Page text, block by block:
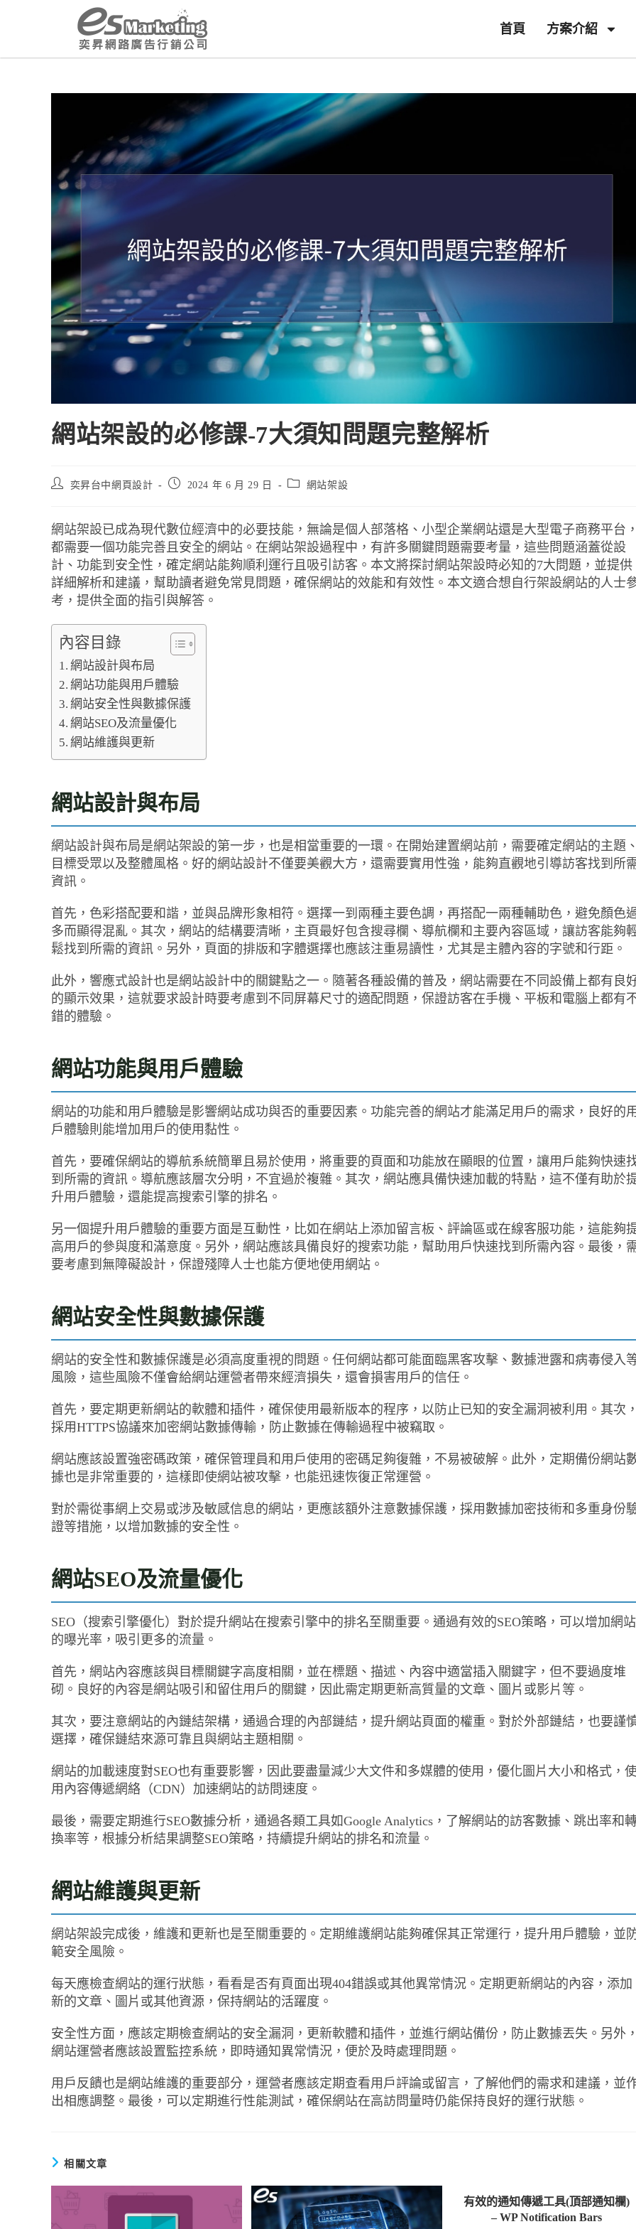
首頁 方案介紹
網站架設的必修課-7大須知問題完整解析
奕昇台中網頁設計 2024 年 6 月 29 日 網站架設
網站架設已成為現代數位經濟中的必要技能，無論是個人部落格、小型企業網站還是大型電子商務平台，
都需要一個功能完善且安全的網站。在網站架設過程中，有許多關鍵問題需要考量，這些問題涵蓋從設
計、功能到安全性，確定網站能夠順利運行且吸引訪客。本文將探討網站架設時必知的7大問題，並提供
詳細解析和建議，幫助讀者避免常見問題，確保網站的效能和有效性。本文適合想自行架設網站的人士
考，提供全面的指引與解答。
內容目錄
網站設計與布局
網站功能與用戶體驗
網站安全性與數據保護
網站SEO及流量優化
網站維護與更新
網站設計與布局
網站設計與布局是網站架設的第一步，也是相當重要的一環。在開始建置網站前，需要確定網站的主題、
目標受眾以及整體風格。好的網站設計不僅要美觀大方，還需要實用性強，能夠直觀地引導訪客找到所
資訊。
首先，色彩搭配要和諧，並與品牌形象相符。選擇一到兩種主要色調，再搭配一兩種輔助色，避免顏色
多而顯得混亂。其次，網站的結構要清晰，主頁最好包含搜尋欄、導航欄和主要內容區域，讓訪客能夠
鬆找到所需的資訊。另外，頁面的排版和字體選擇也應該注重易讀性，尤其是主體內容的字號和行距。
此外，響應式設計也是網站設計中的關鍵點之一。隨著各種設備的普及，網站需要在不同設備上都有良
的顯示效果，這就要求設計時要考慮到不同屏幕尺寸的適配問題，保證訪客在手機、平板和電腦上都有
錯的體驗。
網站功能與用戶體驗
網站的功能和用戶體驗是影響網站成功與否的重要因素。功能完善的網站才能滿足用戶的需求，良好的用
戶體驗則能增加用戶的使用黏性。
首先，要確保網站的導航系統簡單且易於使用，將重要的頁面和功能放在顯眼的位置，讓用戶能夠快速
到所需的資訊。導航應該層次分明，不宜過於複雜。其次，網站應具備快速加載的特點，這不僅有助於
升用戶體驗，還能提高搜索引擎的排名。
另一個提升用戶體驗的重要方面是互動性，比如在網站上添加留言板、評論區或在線客服功能，這能夠
高用戶的參與度和滿意度。另外，網站應該具備良好的搜索功能，幫助用戶快速找到所需內容。最後，
要考慮到無障礙設計，保證殘障人士也能方便地使用網站。
網站安全性與數據保護
網站的安全性和數據保護是必須高度重視的問題。任何網站都可能面臨黑客攻擊、數據泄露和病毒侵入
風險，這些風險不僅會給網站運營者帶來經濟損失，還會損害用戶的信任。
首先，要定期更新網站的軟體和插件，確保使用最新版本的程序，以防止已知的安全漏洞被利用。其次，
採用HTTPS協議來加密網站數據傳輸，防止數據在傳輸過程中被竊取。
網站應該設置強密碼政策，確保管理員和用戶使用的密碼足夠復雜，不易被破解。此外，定期備份網站
據也是非常重要的，這樣即使網站被攻擊，也能迅速恢復正常運營。
對於需從事網上交易或涉及敏感信息的網站，更應該額外注意數據保護，採用數據加密技術和多重身份
證等措施，以增加數據的安全性。
網站SEO及流量優化
SEO（搜索引擎優化）對於提升網站在搜索引擎中的排名至關重要。通過有效的SEO策略，可以增加網站
的曝光率，吸引更多的流量。
首先，網站內容應該與目標關鍵字高度相關，並在標題、描述、內容中適當插入關鍵字，但不要過度堆
砌。良好的內容是網站吸引和留住用戶的關鍵，因此需定期更新高質量的文章、圖片或影片等。
其次，要注意網站的內鏈結架構，通過合理的內部鏈結，提升網站頁面的權重。對於外部鏈結，也要謹
選擇，確保鏈結來源可靠且與網站主題相關。
網站的加載速度對SEO也有重要影響，因此要盡量減少大文件和多媒體的使用，優化圖片大小和格式，
用內容傳遞網絡（CDN）加速網站的訪問速度。
最後，需要定期進行SEO數據分析，通過各類工具如Google Analytics，了解網站的訪客數據、跳出率和
換率等，根據分析結果調整SEO策略，持續提升網站的排名和流量。
網站維護與更新
網站架設完成後，維護和更新也是至關重要的。定期維護網站能夠確保其正常運行，提升用戶體驗，並
範安全風險。
每天應檢查網站的運行狀態，看看是否有頁面出現404錯誤或其他異常情況。定期更新網站的內容，添加
新的文章、圖片或其他資源，保持網站的活躍度。
安全性方面，應該定期檢查網站的安全漏洞，更新軟體和插件，並進行網站備份，防止數據丟失。另外，
網站運營者應該設置監控系統，即時通知異常情況，便於及時處理問題。
用戶反饋也是網站維護的重要部分，運營者應該定期查看用戶評論或留言，了解他們的需求和建議，並
出相應調整。最後，可以定期進行性能測試，確保網站在高訪問量時仍能保持良好的運行狀態。
相關文章
有效的通知傳遞工具(頂部通知欄)
– WP Notification Bars